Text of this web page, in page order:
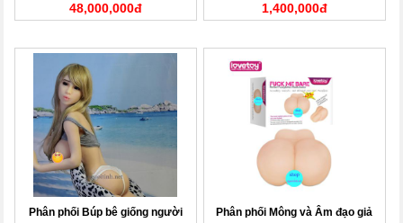
48,000,000đ 1,400,000đ
Phân phối Búp bê giống người
Phân phối Mông và Âm đạo giả